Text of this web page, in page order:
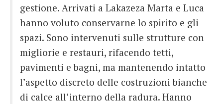
gestione. Arrivati a Lakazeza Marta e Luca
hanno voluto conservarne lo spirito e gli
spazi. Sono intervenuti sulle strutture con
migliorie e restauri, rifacendo tetti,
pavimenti e bagni, ma mantenendo intatto
l’aspetto discreto delle costruzioni bianche
di calce all’interno della radura. Hanno